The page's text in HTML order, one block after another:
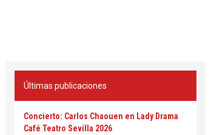
Últimas publicaciones
Concierto: Carlos Chaouen en Lady Drama
Café Teatro Sevilla 2026